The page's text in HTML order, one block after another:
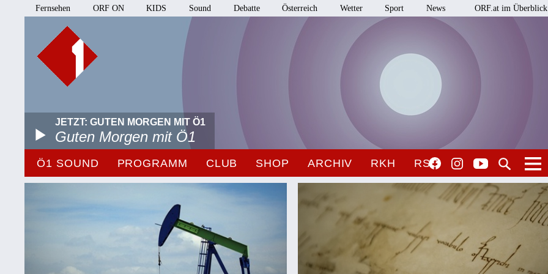
Fernsehen ORF ON KIDS Sound Debatte Österreich Wetter Sport News ORF.at im Überblick
JETZT: GUTEN MORGEN MIT Ö1
Guten Morgen mit Ö1
Ö1 SOUND PROGRAMM CLUB SHOP ARCHIV RKH RSO